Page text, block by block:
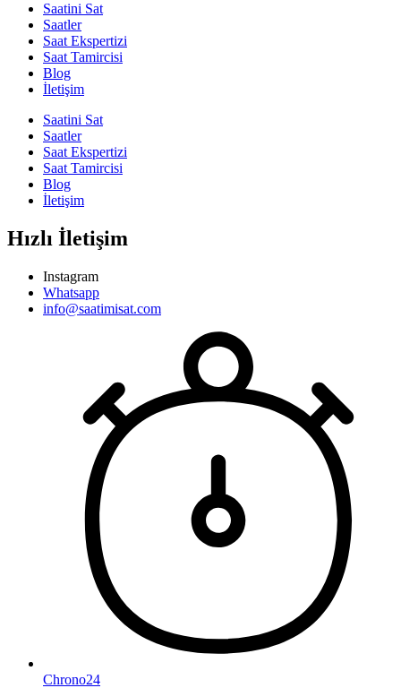
Saatini Sat
Saatler
Saat Ekspertizi
Saat Tamircisi
Blog
İletişim
Saatini Sat
Saatler
Saat Ekspertizi
Saat Tamircisi
Blog
İletişim
Hızlı İletişim
Instagram
Whatsapp
info@saatimisat.com
Chrono24